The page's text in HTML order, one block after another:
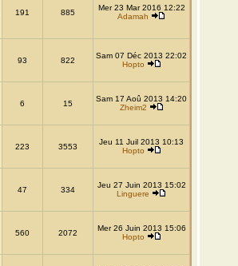
191 885
Mer 23 Mar 2016 12:22
Adamah
93 822
Sam 07 Déc 2013 22:02
Hopto
6 15
Sam 17 Aoû 2013 14:20
Zheim2
223 3553
Jeu 11 Juil 2013 10:13
Hopto
47 334
Jeu 27 Juin 2013 15:02
Linguere
560 2072
Mer 26 Juin 2013 15:06
Hopto